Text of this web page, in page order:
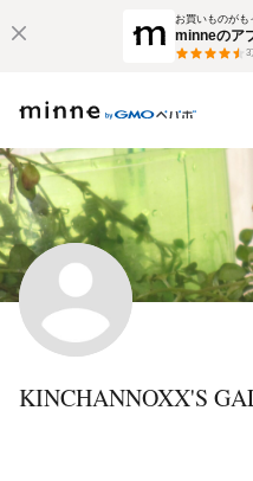
お買いものがも
minneのア
3
KINCHANNOXX'S